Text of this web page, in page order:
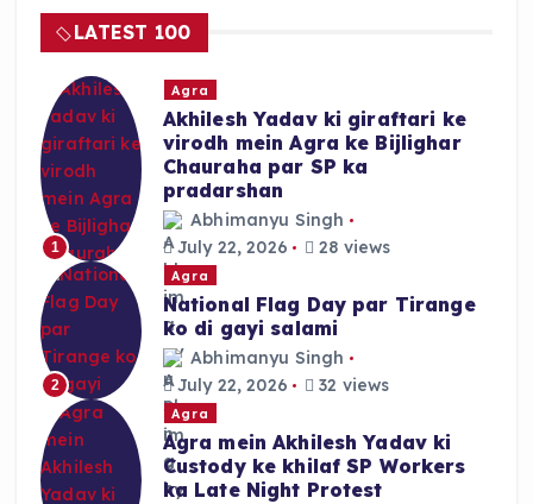
o
o
k
p
p
LATEST 100
1
Agra
Akhilesh Yadav ki giraftari ke
virodh mein Agra ke Bijlighar
Chauraha par SP ka
pradarshan
Abhimanyu Singh
July 22, 2026
28 views
2
Agra
National Flag Day par Tirange
ko di gayi salami
Abhimanyu Singh
July 22, 2026
32 views
Agra
Agra mein Akhilesh Yadav ki
Custody ke khilaf SP Workers
ka Late Night Protest